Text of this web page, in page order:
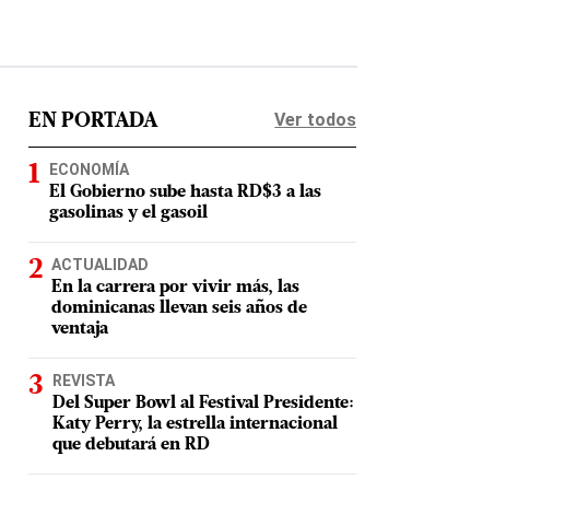
EN PORTADA Ver todos
ECONOMÍA
El Gobierno sube hasta RD$3 a las
gasolinas y el gasoil
ACTUALIDAD
En la carrera por vivir más, las
dominicanas llevan seis años de
ventaja
REVISTA
Del Super Bowl al Festival Presidente:
Katy Perry, la estrella internacional
que debutará en RD